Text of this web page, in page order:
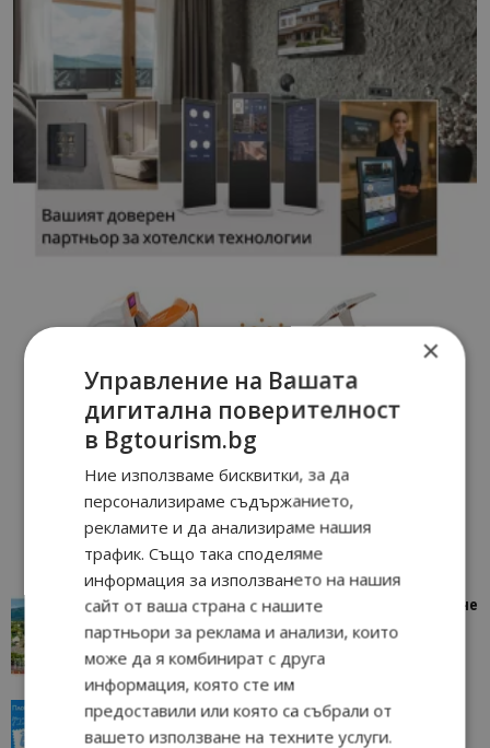
“Пощенска картичка от…”: Петрич – Изживяване
отвъд очакваното
Петрич 11/07/2026 11:22
“Пощенска картичка от…”: Пловдив, градът на
всички времена
×
Управление на Вашата
дигитална поверителност
в Bgtourism.bg
Ние използваме бисквитки, за да
персонализираме съдържанието,
рекламите и да анализираме нашия
трафик. Също така споделяме
информация за използването на нашия
сайт от ваша страна с нашите
партньори за реклама и анализи, които
може да я комбинират с друга
информация, която сте им
предоставили или която са събрали от
вашето използване на техните услуги.